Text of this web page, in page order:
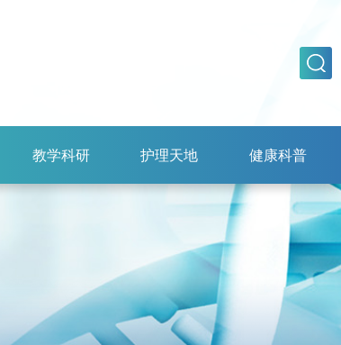
教学科研 护理天地 健康科普